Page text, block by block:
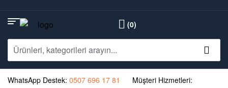
(0)
WhatsApp Destek: 0507 696 17 81
Müşteri Hizmetleri: